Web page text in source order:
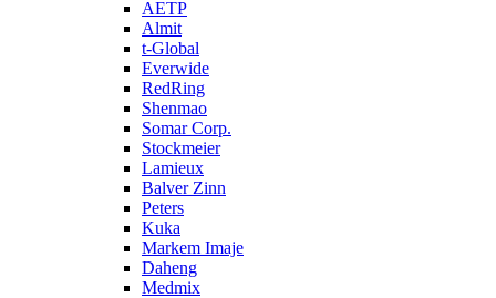
AETP
Almit
t-Global
Everwide
RedRing
Shenmao
Somar Corp.
Stockmeier
Lamieux
Balver Zinn
Peters
Kuka
Markem Imaje
Daheng
Medmix